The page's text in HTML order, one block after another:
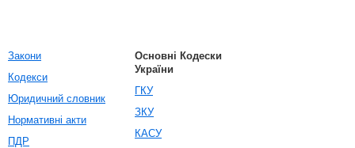
Закони
Кодекси
Юридичний словник
Нормативні акти
ПДР
Основні Кодески
України
ГКУ
ЗКУ
КАСУ